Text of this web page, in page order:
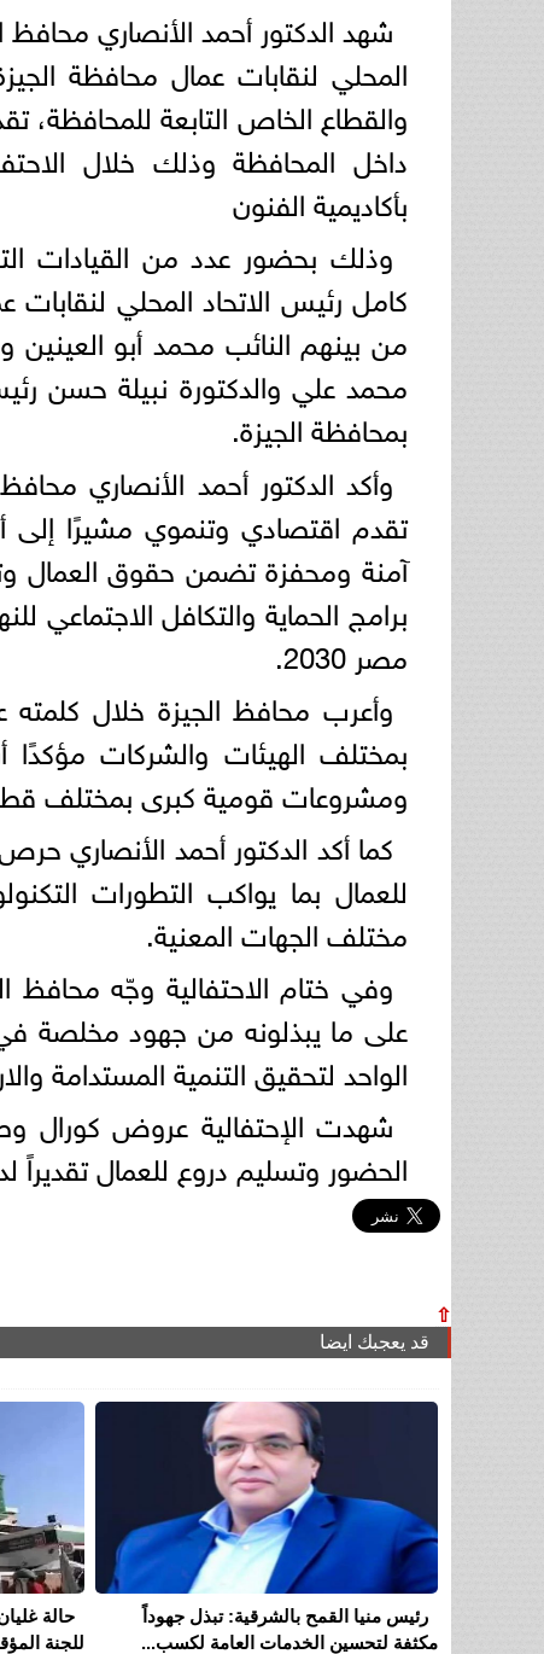
شهد الدكتور أحمد الأنصاري محافظ
والقطاع الخاص التابعة للمحافظة،
داخل المحافظة وذلك خلال
بأكاديمية الفنون
وذلك بحضور عدد من القيادات
كامل رئيس الاتحاد المحلي
من بينهم النائب محمد أبو
محمد علي والدكتورة نبيلة حسن
بمحافظة الجيزة.
وأكد الدكتور أحمد الأنصاري
تقدم اقتصادي وتنموي مشيرًا إلى
آمنة ومحفزة تضمن حقوق العمال
برامج الحماية والتكافل
مصر 2030.
وأعرب محافظ الجيزة خلال
بمختلف الهيئات والشركات مؤكدًا
ومشروعات قومية كبرى بمختلف
كما أكد الدكتور أحمد الأنصاري
للعمال بما يواكب التطورات
مختلف الجهات المعنية.
وفي ختام الاحتفالية وجّه محافظ
على ما يبذلونه من جهود مخلصة في
الواحد لتحقيق التنمية المستدامة
شهدت الإحتفالية عروض كورال
الحضور وتسليم دروع للعمال تقديراً
⇧
قد يعجبك ايضا
رئيس منيا القمح بالشرقية: تبذل جهوداً
مكثفة لتحسين الخدمات العامة لكسب...
حالة
للجنة